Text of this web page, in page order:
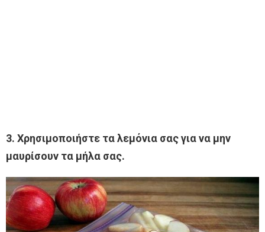
3. Χρησιμοποιήστε τα λεμόνια σας για να μην
μαυρίσουν τα μήλα σας.